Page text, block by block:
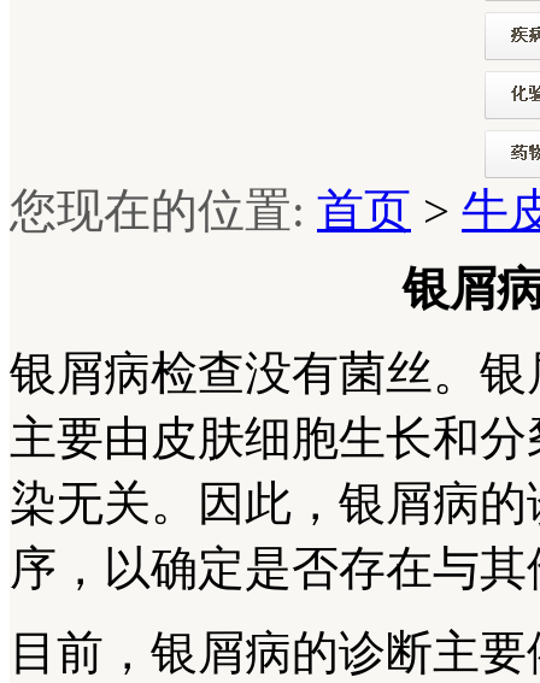
您现在的位置: 首页 > 牛
银屑
银屑病检查没有菌丝。
主要由皮肤细胞生长和
染无关。因此，银屑病
序，以确定是否存在与
目前，银屑病的诊断主